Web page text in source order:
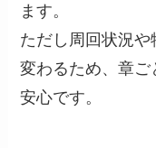
ます。
ただし周回状況
変わるため、章ご
安心です。